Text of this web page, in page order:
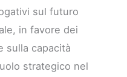
sul futuro
in favore dei
sulla capacità
strategico nel